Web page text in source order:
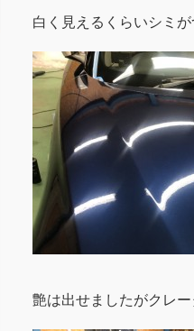
白く見えるくらいシミが
艶は出せましたがクレ